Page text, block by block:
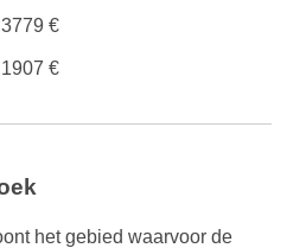
3779 €
1907 €
het gebied waarvoor de